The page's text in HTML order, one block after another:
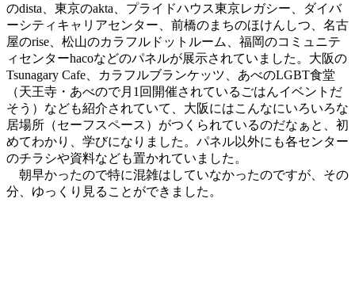
のdista、東京のakta、プライドハウス東京レガシー、ダイバ
ーシティキャリアセンター、前橋のまちのほけんしつ、名古
屋のrise、松山のカラフルドットルーム、福岡のコミュニテ
ィセンターhacoなどのパネルが展示されていました。大阪の
Tsunagary Cafe、カラフルブランケッツ、あべのLGBT食堂
（天王寺・あべので月1回開催されているごはんイベントだ
そう）なども紹介されていて、大阪にはこんなにいろいろな
居場所（セーフスペース）がつくられているのだなぁと、初
めてわかり、学びになりました。パネル以外にも各センター
のチラシや資料なども置かれていました。
朝早かったので特に混雑はしていなかったのですが、その
分、ゆっくり見ることができました。